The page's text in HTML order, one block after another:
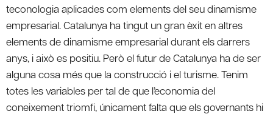
teconologia aplicades com elements del seu dinamisme
empresarial. Catalunya ha tingut un gran èxit en altres
elements de dinamisme empresarial durant els darrers
anys, i això es positiu. Però el futur de Catalunya ha de ser
alguna cosa més que la construcció i el turisme. Tenim
totes les variables per tal de que l’economia del
coneixement triomfi, únicament falta que els governants hi